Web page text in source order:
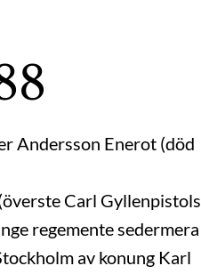
Andersson Enerot (död
Carl Gyllenpistols
regemente sedermera
av konung Karl